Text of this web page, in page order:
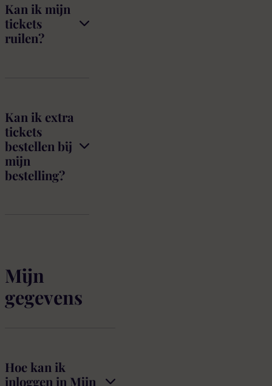
Kan ik mijn
tickets
ruilen?
Kan ik extra
tickets
bestellen bij
mijn
bestelling?
Mijn
gegevens
Hoe kan ik
inloggen in Mijn